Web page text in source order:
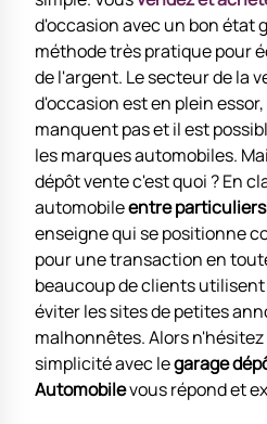
d'occasion avec un bon état
méthode très pratique pour
de l'argent. Le secteur de la
d'occasion est en plein
manquent pas et il est
les marques automobiles.
dépôt vente c'est quoi ? En
automobileentre particuliers
enseigne qui se positionne
pour une transaction en
beaucoup de clients
éviter les sites de petites
malhonnêtes. Alors
simplicité avec legarage
Automobilevous répond et